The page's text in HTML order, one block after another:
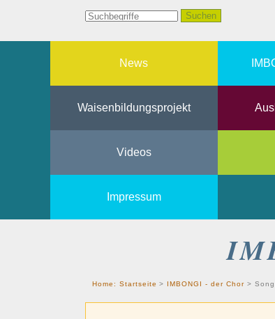
News
Waisenbildungsprojekt
Videos
Impressum
Home: Startseite > IMBONGI - der Chor >